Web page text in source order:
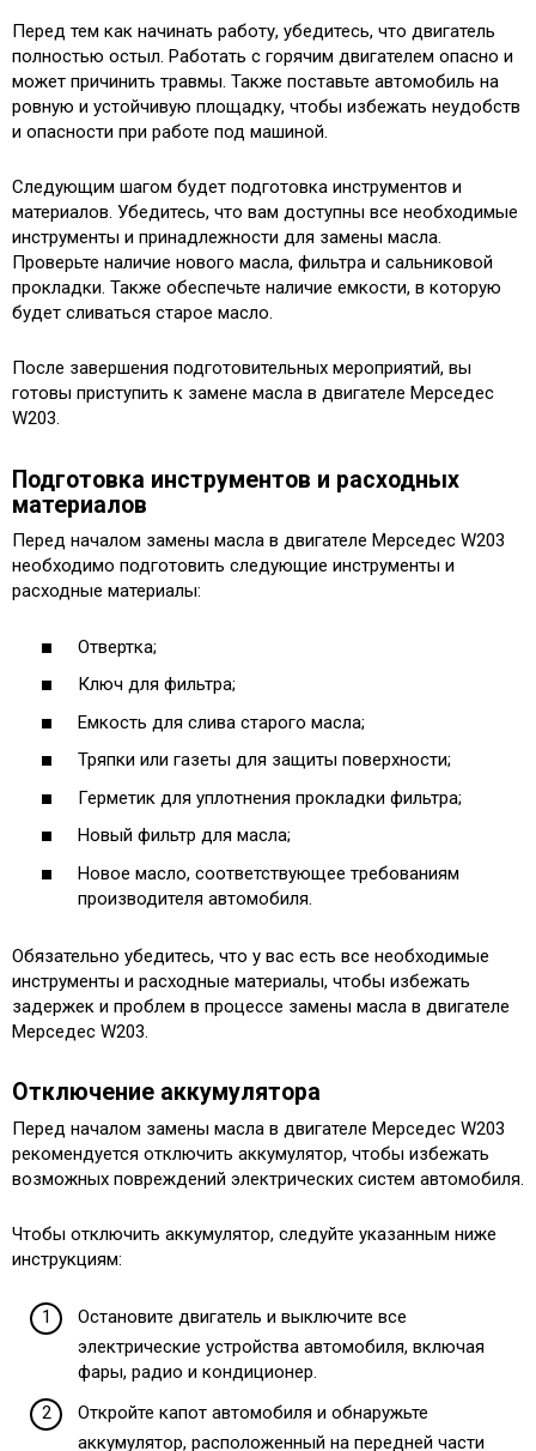
Перед тем как начинать работу, убедитесь, что двигатель
полностью остыл. Работать с горячим двигателем опасно и
может причинить травмы. Также поставьте автомобиль на
ровную и устойчивую площадку, чтобы избежать неудобств
и опасности при работе под машиной.
Следующим шагом будет подготовка инструментов и
материалов. Убедитесь, что вам доступны все необходимые
инструменты и принадлежности для замены масла.
Проверьте наличие нового масла, фильтра и сальниковой
прокладки. Также обеспечьте наличие емкости, в которую
будет сливаться старое масло.
После завершения подготовительных мероприятий, вы
готовы приступить к замене масла в двигателе Мерседес
W203.
Подготовка инструментов и расходных
материалов
Перед началом замены масла в двигателе Мерседес W203
необходимо подготовить следующие инструменты и
расходные материалы:
Отвертка;
Ключ для фильтра;
Емкость для слива старого масла;
Тряпки или газеты для защиты поверхности;
Герметик для уплотнения прокладки фильтра;
Новый фильтр для масла;
Новое масло, соответствующее требованиям
производителя автомобиля.
Обязательно убедитесь, что у вас есть все необходимые
инструменты и расходные материалы, чтобы избежать
задержек и проблем в процессе замены масла в двигателе
Мерседес W203.
Отключение аккумулятора
Перед началом замены масла в двигателе Мерседес W203
рекомендуется отключить аккумулятор, чтобы избежать
возможных повреждений электрических систем автомобиля.
Чтобы отключить аккумулятор, следуйте указанным ниже
инструкциям:
Остановите двигатель и выключите все
электрические устройства автомобиля, включая
фары, радио и кондиционер.
Откройте капот автомобиля и обнаружьте
аккумулятор, расположенный на передней части